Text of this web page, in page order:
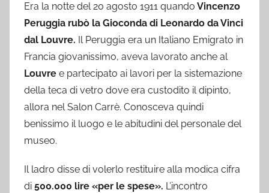
Era la notte del 20 agosto 1911 quando Vincenzo
Peruggia rubò la Gioconda di Leonardo da Vinci
dal Louvre. Il Peruggia era un Italiano Emigrato in
Francia giovanissimo, aveva lavorato anche al
Louvre e partecipato ai lavori per la sistemazione
della teca di vetro dove era custodito il dipinto,
allora nel Salon Carrè. Conosceva quindi
benissimo il luogo e le abitudini del personale del
museo.
Il ladro disse di volerlo restituire alla modica cifra
di 500.000 lire «per le spese». L’incontro